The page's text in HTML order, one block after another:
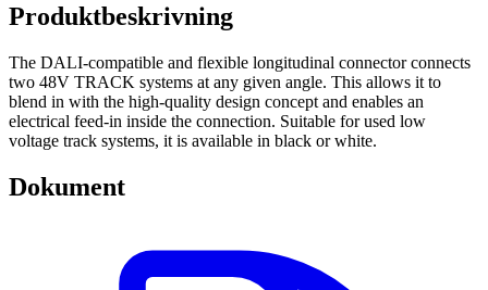
Produktbeskrivning
The DALI-compatible and flexible longitudinal connector connects
two 48V TRACK systems at any given angle. This allows it to
blend in with the high-quality design concept and enables an
electrical feed-in inside the connection. Suitable for used low
voltage track systems, it is available in black or white.
Dokument